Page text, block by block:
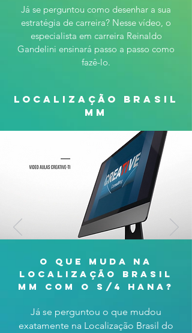
Já se perguntou como desenhar a sua
estratégia de carreira? Nesse vídeo, o
especialista em carreira Reinaldo
Gandelini ensinará passo a passo como
fazê-lo.
localização brasil
mm
o que muda na
localização brasil
mm com o s/4 hana?
Já se perguntou o que mudou
exatamente na Localização Brasil do